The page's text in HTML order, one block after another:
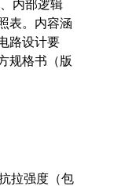
内部逻辑
表。内容涵
路设计要
规格书（版
拉强度（包